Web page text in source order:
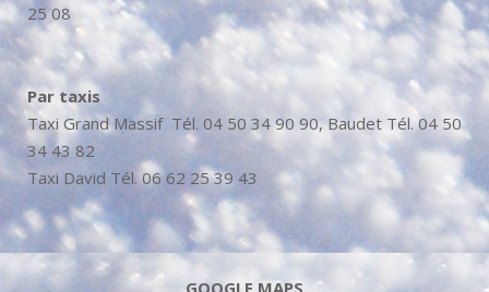
25 08
Par taxis
Taxi Grand Massif Tél. 04 50 34 90 90, Baudet Tél. 04 50
34 43 82
Taxi David Tél. 06 62 25 39 43
GOOGLE MAPS